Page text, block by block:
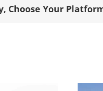
Choose Your